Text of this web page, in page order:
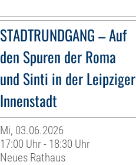
STADTRUNDGANG – Auf
den Spuren der Roma
und Sinti in der Leipziger
Innenstadt
Mi, 03.06.2026
17:00 Uhr - 18:30 Uhr
Neues Rathaus